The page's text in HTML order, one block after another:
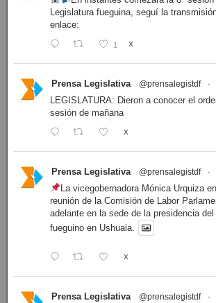
Legislatura fueguina, seguí la
enlace:
1 X
Prensa Legislativa @prensalegistdf ·
LEGISLATURA: Dieron a conocer el
sesión de mañana
X
Prensa Legislativa @prensalegistdf ·
La vicegobernadora Mónica Urquiza
reunión de la Comisión de Labor
adelante en la sede de la presidencia
fueguino en Ushuaia.
X
Prensa Legislativa @prensalegistdf ·